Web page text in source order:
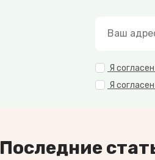
Я
Я
Последние